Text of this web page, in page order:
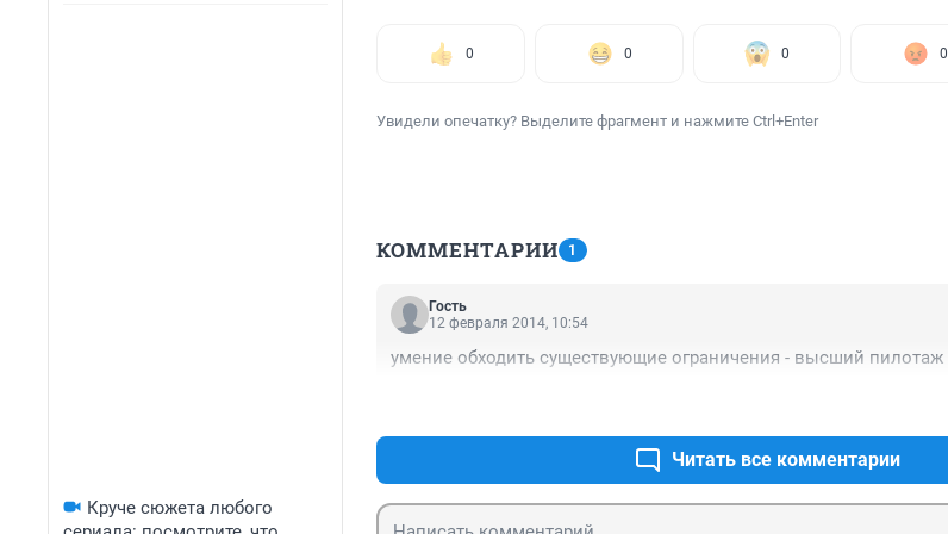
Круче сюжета любого
0 0 0 0
Увидели опечатку? Выделите фрагмент и нажмите Ctrl+Enter
КОММЕНТАРИИ 1
Гость
12 февраля 2014, 10:54
умение обходить существующие ограничения - высший пилотаж
Читать все комментарии